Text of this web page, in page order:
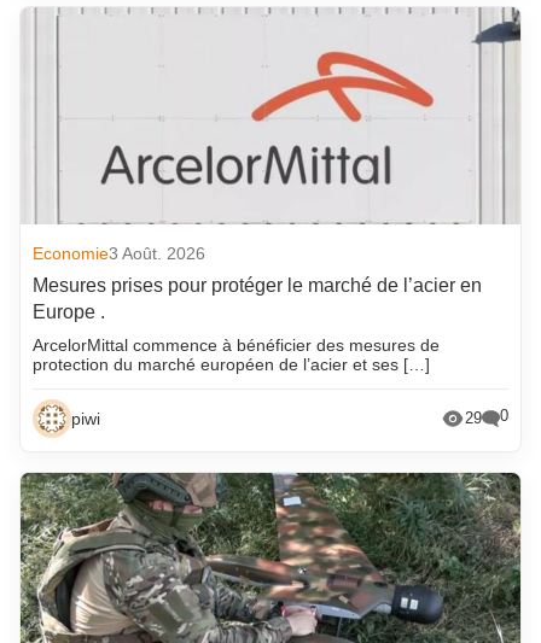
Economie3 Août. 2026
Mesures prises pour protéger le marché de l’acier en
Europe .
ArcelorMittal commence à bénéficier des mesures de
protection du marché européen de l’acier et ses […]
piwi 29 0